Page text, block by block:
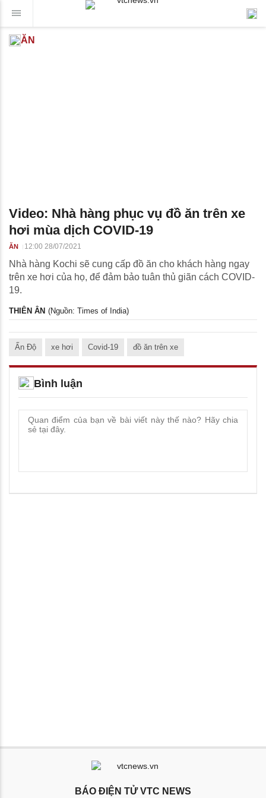
ĂN
Video: Nhà hàng phục vụ đồ ăn trên xe
hơi mùa dịch COVID-19
ĂN 12:00 28/07/2021
Nhà hàng Kochi sẽ cung cấp đồ ăn cho khách hàng ngay
trên xe hơi của họ, để đảm bảo tuân thủ giãn cách COVID-
19.
THIÊN ÂN (Nguồn: Times of India)
Ấn Độ xe hơi Covid-19 đồ ăn trên xe
Bình luận
BÁO ĐIỆN TỬ VTC NEWS